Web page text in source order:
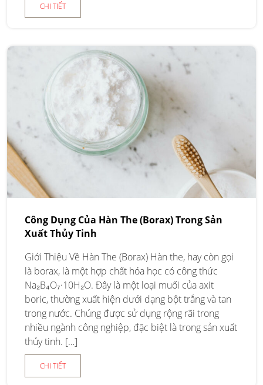
CHI TIẾT
Công Dụng Của Hàn The (Borax) Trong Sản
Xuất Thủy Tinh
Giới Thiệu Về Hàn The (Borax) Hàn the, hay còn gọi
là borax, là một hợp chất hóa học có công thức
Na₂B₄O₇·10H₂O. Đây là một loại muối của axit
boric, thường xuất hiện dưới dạng bột trắng và tan
trong nước. Chúng được sử dụng rộng rãi trong
nhiều ngành công nghiệp, đặc biệt là trong sản xuất
thủy tinh. […]
CHI TIẾT